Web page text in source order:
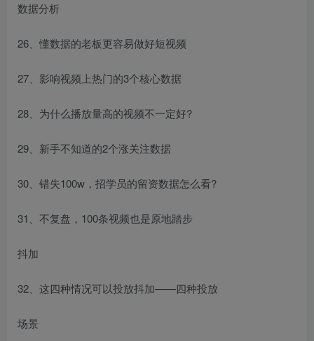
数据分析
26、懂数据的老板更容易做好短视频
27、影响视频上热门的3个核心数据
28、为什么播放量高的视频不一定好?
29、新手不知道的2个涨关注数据
30、错失100w，招学员的留资数据怎么看?
31、不复盘，100条视频也是原地踏步
抖加
32、这四种情况可以投放抖加——四种投放
场景